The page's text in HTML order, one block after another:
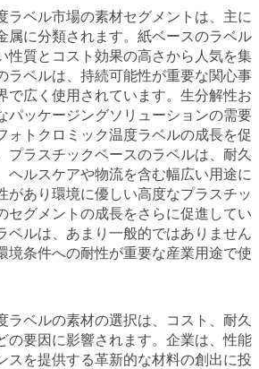
ラベル市場の素材セグメントは、主に
属に分類されます。紙ベースのラベル
性質とコスト効果の高さから人気を集
ラベルは、持続可能性が重要な関心事
で広く使用されています。生分解性お
パッケージングソリューションの需要
ォトクロミック温度ラベルの成長を促
プラスチックベースのラベルは、耐久
ヘルスケアや物流を含む幅広い用途に
があり環境に優しい高度なプラスチッ
セグメントの成長をさらに促進してい
ベルは、あまり一般的ではありません
境条件への耐性が重要な産業用途で使
ラベルの素材の選択は、コスト、耐久
の要因に影響されます。企業は、性能
スを提供する革新的な材料の創出に投